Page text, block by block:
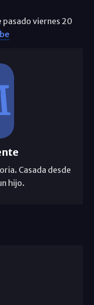
pasado viernes 20
Casada desde
hijo.